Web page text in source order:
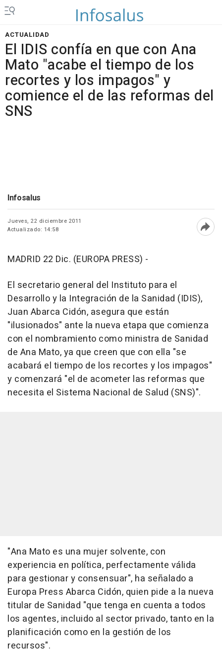
ACTUALIDAD
El IDIS confía en que con Ana
Mato "acabe el tiempo de los
recortes y los impagos" y
comience el de las reformas del
SNS
Infosalus
Jueves, 22 diciembre 2011
Actualizado: 14:58
MADRID 22 Dic. (EUROPA PRESS) -
El secretario general del Instituto para el
Desarrollo y la Integración de la Sanidad (IDIS),
Juan Abarca Cidón, asegura que están
"ilusionados" ante la nueva etapa que comienza
con el nombramiento como ministra de Sanidad
de Ana Mato, ya que creen que con ella "se
acabará el tiempo de los recortes y los impagos"
y comenzará "el de acometer las reformas que
necesita el Sistema Nacional de Salud (SNS)".
"Ana Mato es una mujer solvente, con
experiencia en política, perfectamente válida
para gestionar y consensuar", ha señalado a
Europa Press Abarca Cidón, quien pide a la nueva
titular de Sanidad "que tenga en cuenta a todos
los agentes, incluido al sector privado, tanto en la
planificación como en la gestión de los
recursos".